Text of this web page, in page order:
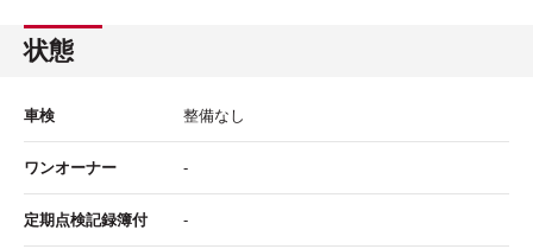
状態
車検 整備なし
ワンオーナー -
定期点検記録簿付 -